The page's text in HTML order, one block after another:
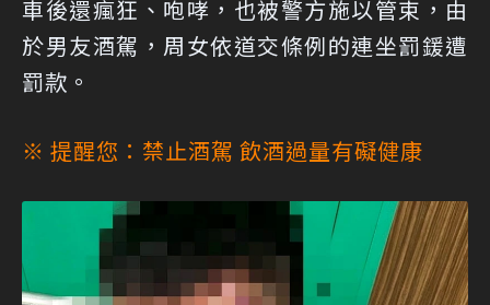
車後還瘋狂、咆哮，也被警方施以管束，由
於男友酒駕，周女依道交條例的連坐罰鍰遭
罰款。
※ 提醒您：禁止酒駕 飲酒過量有礙健康